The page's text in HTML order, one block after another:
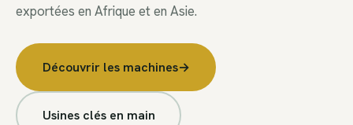
exportées en Afrique et en Asie.
Découvrir les machines→
Usines clés en main